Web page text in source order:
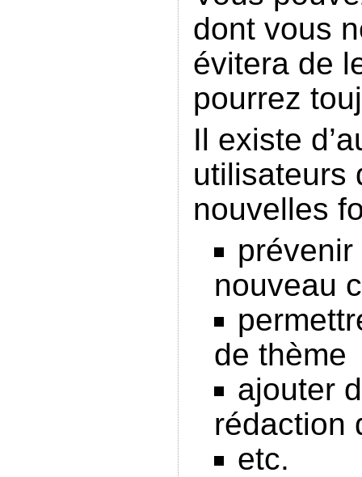
dont vous
évitera de
pourrez
Il existe
utilisateurs
nouvelles
prévenir
nouveau
de thème
ajouter
rédaction
etc.